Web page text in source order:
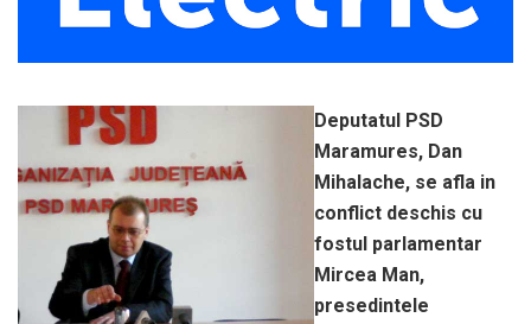
Deputatul PSD
Maramures, Dan
Mihalache, se afla in
conflict deschis cu
fostul parlamentar
Mircea Man,
presedintele